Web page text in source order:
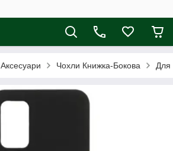
Аксесуари Чохли Книжка-Бокова Для